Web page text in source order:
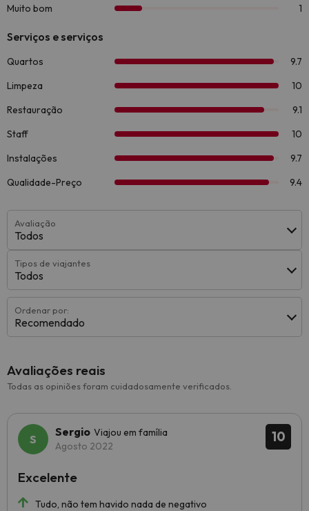
Avaliação
Todos
Tipos de viajantes
Todos
Ordenar por:
Recomendado
Avaliações reais
Todas as opiniões foram cuidadosamente verificados.
10
Sergio Viajou em família
Agosto 2022
Tudo, não tem havido nada de negativo
Excelente